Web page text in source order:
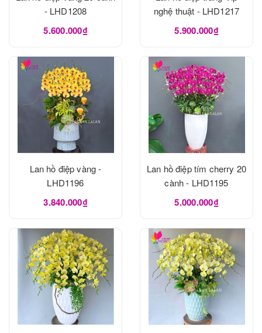
- LHD1208
5.600.000₫
nghệ thuật - LHD1217
5.900.000₫
Lan hồ điệp vàng -
LHD1196
3.840.000₫
Lan hồ điệp tím cherry 20
cành - LHD1195
5.000.000₫